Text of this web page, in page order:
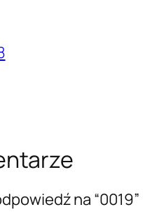
na “0019”